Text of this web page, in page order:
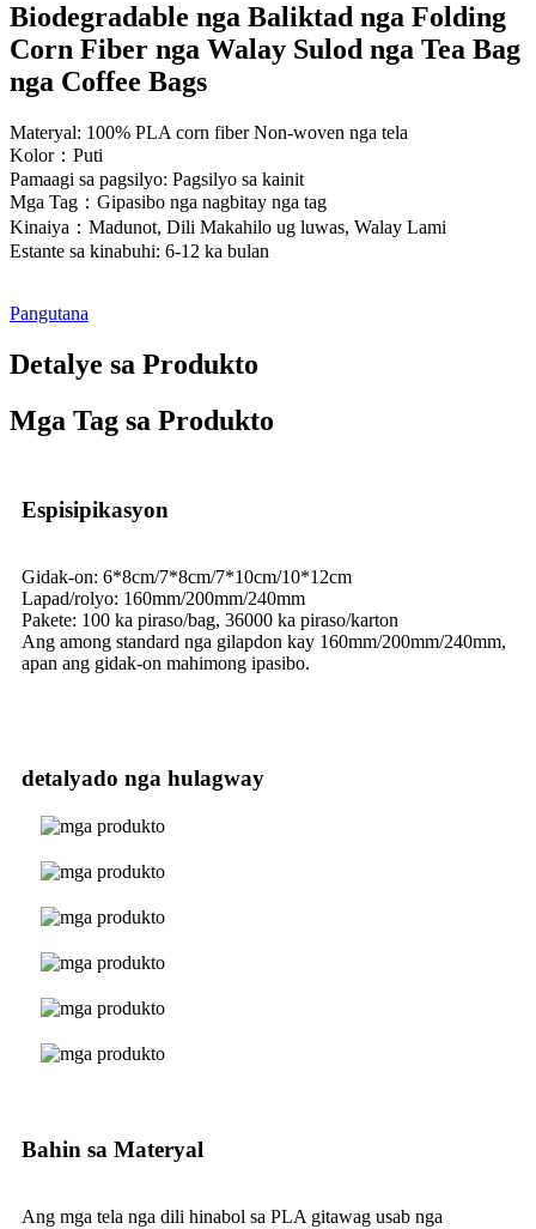
Biodegradable nga Baliktad nga Folding
Corn Fiber nga Walay Sulod nga Tea Bag
nga Coffee Bags
Materyal: 100% PLA corn fiber Non-woven nga tela
Kolor：Puti
Pamaagi sa pagsilyo: Pagsilyo sa kainit
Mga Tag：Gipasibo nga nagbitay nga tag
Kinaiya：Madunot, Dili Makahilo ug luwas, Walay Lami
Estante sa kinabuhi: 6-12 ka bulan
Pangutana
Detalye sa Produkto
Mga Tag sa Produkto
Espisipikasyon
Gidak-on: 6*8cm/7*8cm/7*10cm/10*12cm
Lapad/rolyo: 160mm/200mm/240mm
Pakete: 100 ka piraso/bag, 36000 ka piraso/karton
Ang among standard nga gilapdon kay 160mm/200mm/240mm,
apan ang gidak-on mahimong ipasibo.
detalyado nga hulagway
Bahin sa Materyal
Ang mga tela nga dili hinabol sa PLA gitawag usab nga